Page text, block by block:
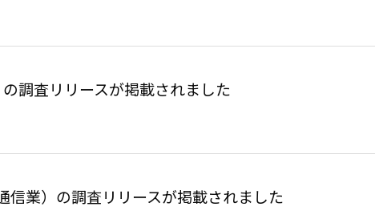
調査リリースが掲載されました
信業）の調査リリースが掲載されました